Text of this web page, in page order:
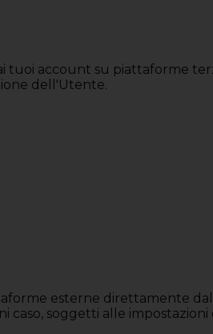
tuoi account su piattaforme
dell'Utente.
esterne direttamente
soggetti alle